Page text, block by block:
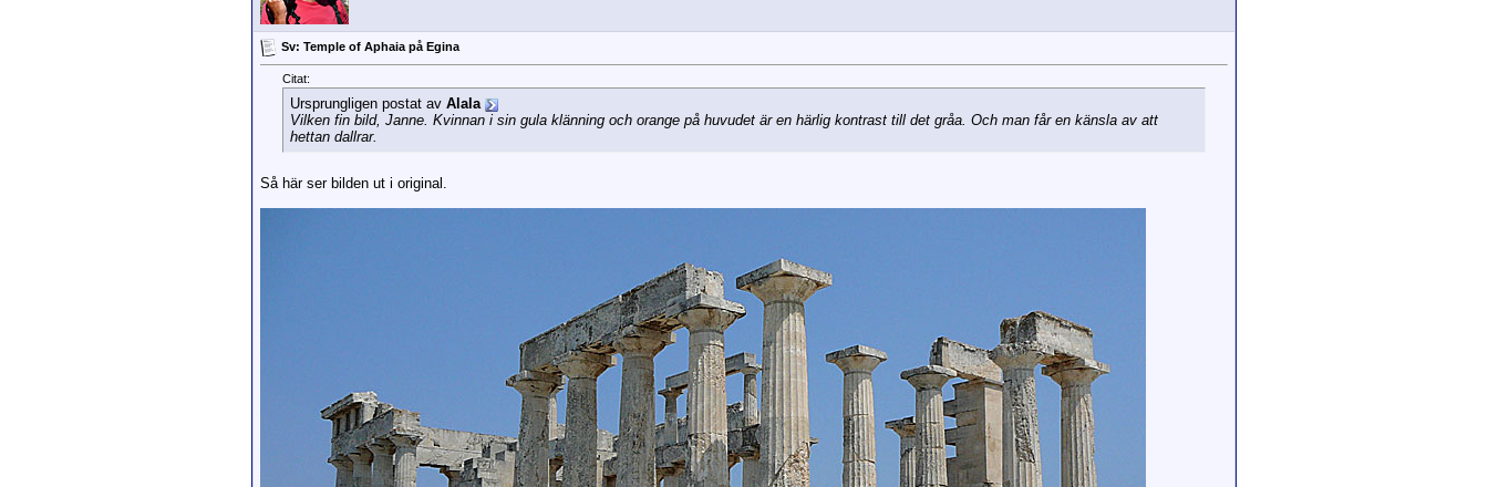
Sv: Temple of Aphaia på Egina
Citat:
Ursprungligen postat av Alala
Vilken fin bild, Janne. Kvinnan i sin gula klänning och orange på huvudet är en härlig kontrast till det gråa. Och man får en känsla av att
hettan dallrar.
Så här ser bilden ut i original.